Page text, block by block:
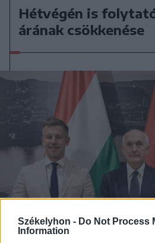
Székelyhon - Do Not Process
Information
Hétvégén is
árának csökkenése